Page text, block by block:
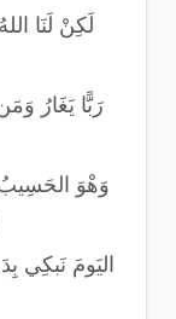
لَكِنْ لَنَا
رَبًّا يَغَارُ
وَهْوَ
اليَومَ نَبكِي